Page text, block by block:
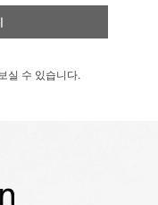
실 수 있습니다.